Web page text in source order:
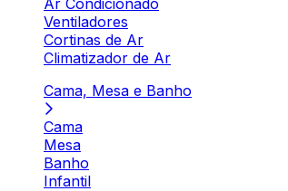
Ar Condicionado
Ventiladores
Cortinas de Ar
Climatizador de Ar
Cama, Mesa e Banho
Cama
Mesa
Banho
Infantil